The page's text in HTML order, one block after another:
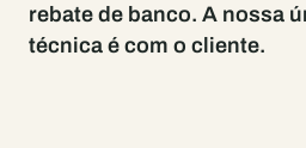
rebate de banco. A nossa
técnica é com o cliente.